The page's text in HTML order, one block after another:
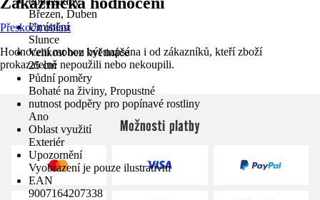
Březen, Duben
Umístění
Slunce
Velikost bez květináče
25 cm
Půdní poměry
Bohaté na živiny, Propustné
nutnost podpěry pro popínavé rostliny
Ano
Oblast využití
Exteriér
Upozornění
Vyobrazení je pouze ilustrativní
EAN
9007164207338
Přeskočit oblast
Hodnocení mohou být napsána i od zákazníků, kteří zboží
prokazatelně nepoužili nebo nekoupili.
Možnosti platby